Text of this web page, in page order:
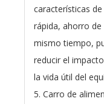
características
rápida, ahorro
mismo tiempo,
reducir el
la vida útil del
5. Carro de